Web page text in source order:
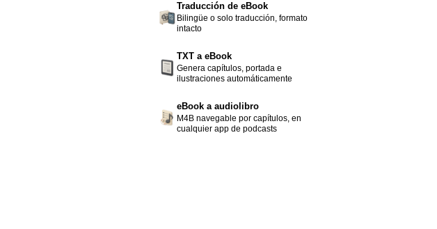
Traducción de eBook
Bilingüe o solo traducción, formato
intacto
TXT a eBook
Genera capítulos, portada e
ilustraciones automáticamente
eBook a audiolibro
M4B navegable por capítulos, en
cualquier app de podcasts